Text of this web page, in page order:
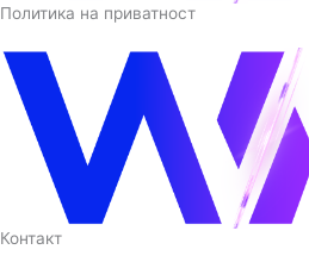
Политика на приватност
Контакт